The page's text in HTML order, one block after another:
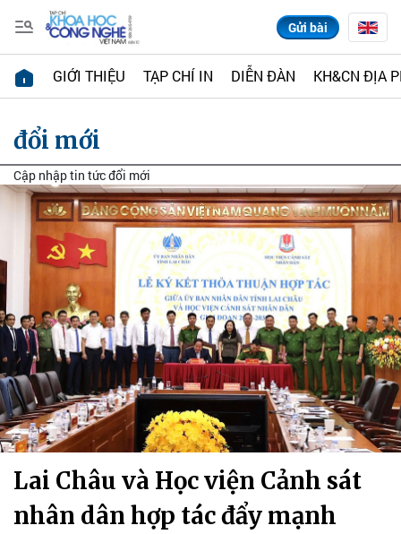
Gửi bài
GIỚI THIỆU TẠP CHÍ IN DIỄN ĐÀN KH&CN ĐỊA
đổi mới
Cập nhập tin tức đổi mới
Lai Châu và Học viện Cảnh sát
nhân dân hợp tác đẩy mạnh